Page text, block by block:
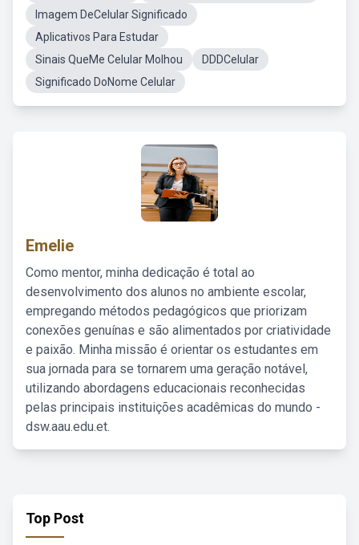
Imagem DeCelular Significado
Aplicativos Para Estudar
Sinais QueMe Celular Molhou
DDDCelular
Significado DoNome Celular
Emelie
Como mentor, minha dedicação é total ao
desenvolvimento dos alunos no ambiente escolar,
empregando métodos pedagógicos que priorizam
conexões genuínas e são alimentados por criatividade
e paixão. Minha missão é orientar os estudantes em
sua jornada para se tornarem uma geração notável,
utilizando abordagens educacionais reconhecidas
pelas principais instituições acadêmicas do mundo -
dsw.aau.edu.et.
Top Post